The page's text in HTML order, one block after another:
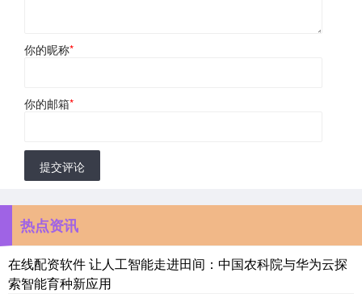
你的昵称*
你的邮箱*
提交评论
热点资讯
在线配资软件 让人工智能走进田间：中国农科院与华为云探
索智能育种新应用